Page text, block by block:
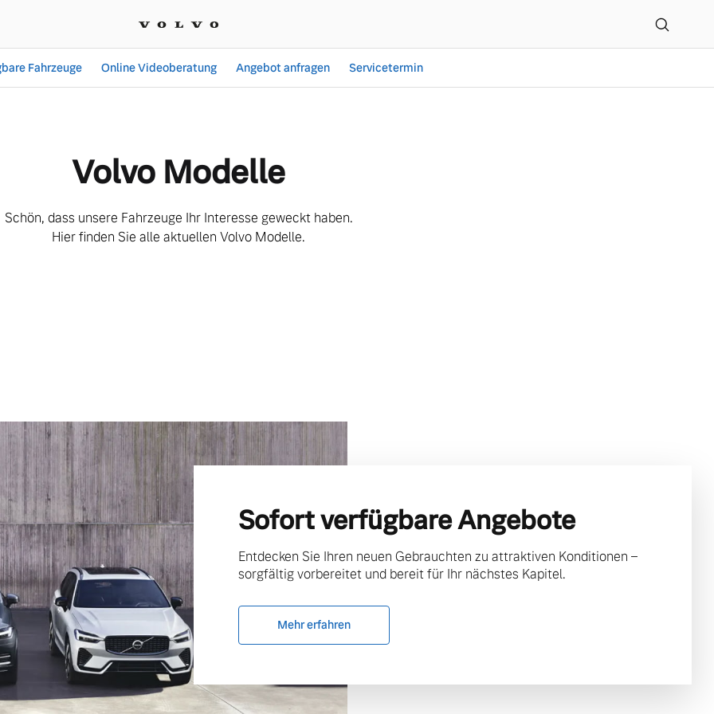
Fahrzeuge Online Videoberatung Angebot anfragen Servicetermin
Volvo Modelle
Schön, dass unsere Fahrzeuge Ihr Interesse geweckt haben.
Hier finden Sie alle aktuellen Volvo Modelle.
Sofort verfügbare Angebote
Entdecken Sie Ihren neuen Gebrauchten zu attraktiven Konditionen –
sorgfältig vorbereitet und bereit für Ihr nächstes Kapitel.
Mehr erfahren